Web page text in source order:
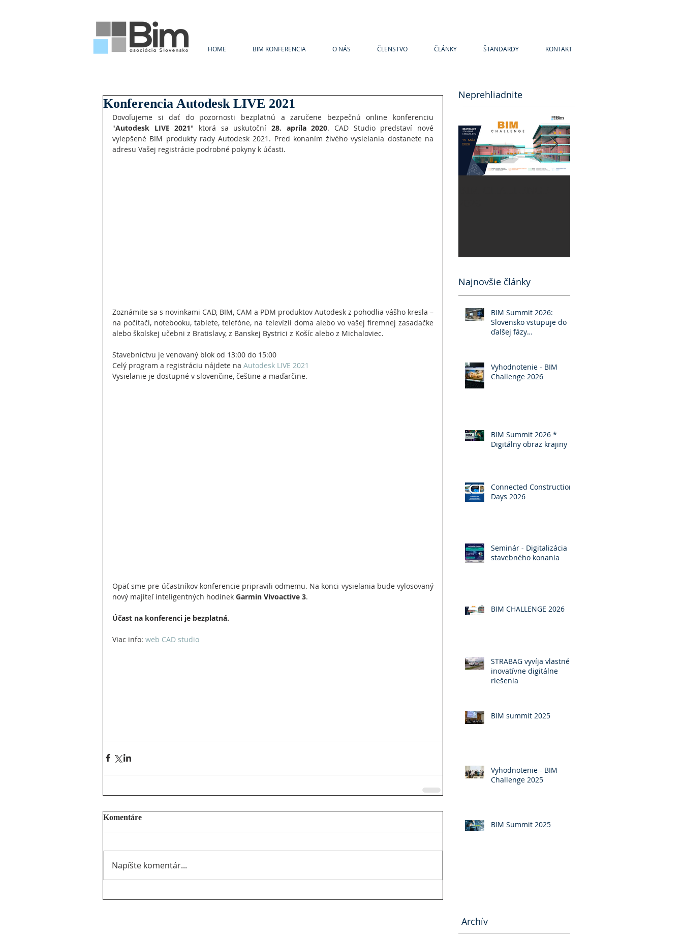
HOME BIM KONFERENCIA O NÁS ČLENSTVO ČLÁNKY ŠTANDARDY KONTAKT
Konferencia Autodesk LIVE 2021
Dovoľujeme si dať do pozornosti bezplatnú a zaručene bezpečnú online konferenciu
"Autodesk LIVE 2021" ktorá sa uskutoční 28. apríla 2020. CAD Studio predstaví nové
vylepšené BIM produkty rady Autodesk 2021. Pred konaním živého vysielania dostanete na
adresu Vašej registrácie podrobné pokyny k účasti.
Zoznámite sa s novinkami CAD, BIM, CAM a PDM produktov Autodesk z pohodlia vášho kresla –
na počítači, notebooku, tablete, telefóne, na televízii doma alebo vo vašej firemnej zasadačke
alebo školskej učebni z Bratislavy, z Banskej Bystrici z Košíc alebo z Michaloviec.
Stavebníctvu je venovaný blok od 13:00 do 15:00
Celý program a registráciu nájdete na Autodesk LIVE 2021
Vysielanie je dostupné v slovenčine, češtine a maďarčine.
Opäť sme pre účastníkov konferencie pripravili odmemu. Na konci vysielania bude vylosovaný
nový majiteľ inteligentných hodinek Garmin Vivoactive 3.
Účast na konferenci je bezplatná.
Viac info: web CAD studio
Komentáre
Napíšte komentár...
Neprehliadnite
Najnovšie články
BIM Summit 2026:
Slovensko vstupuje do
ďalšej fázy
Vyhodnotenie - BIM
Challenge 2026
BIM Summit 2026 *
Digitálny obraz krajiny
Connected Construction
Days 2026
Seminár - Digitalizácia
stavebného konania
BIM CHALLENGE 2026
STRABAG vyvíja vlastné
inovatívne digitálne
riešenia
BIM summit 2025
Vyhodnotenie - BIM
Challenge 2025
BIM Summit 2025
Archív